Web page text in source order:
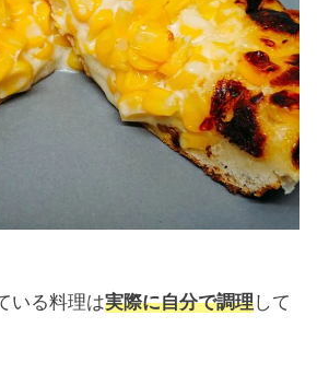
いる料理は実際に自分で調理して